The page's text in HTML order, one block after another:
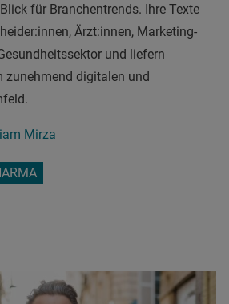
für Branchentrends. Ihre Texte
Ärzt:innen, Marketing-
und liefern
zunehmend digitalen und
Mirza